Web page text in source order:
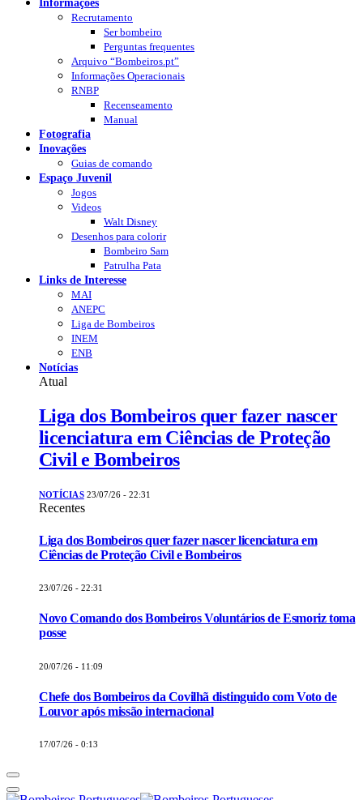
Recrutamento
Ser bombeiro
Perguntas frequentes
Arquivo “Bombeiros.pt”
Informações Operacionais
RNBP
Recenseamento
Manual
Fotografia
Inovações
Guias de comando
Espaço Juvenil
Jogos
Videos
Walt Disney
Desenhos para colorir
Bombeiro Sam
Patrulha Pata
Links de Interesse
MAI
ANEPC
Liga de Bombeiros
INEM
ENB
Notícias
Atual
Liga dos Bombeiros quer fazer nascer
licenciatura em Ciências de Proteção
Civil e Bombeiros
NOTÍCIAS 23/07/26 - 22:31
Recentes
Liga dos Bombeiros quer fazer nascer licenciatura em
Ciências de Proteção Civil e Bombeiros
23/07/26 - 22:31
Novo Comando dos Bombeiros Voluntários de Esmoriz toma
posse
20/07/26 - 11:09
Chefe dos Bombeiros da Covilhã distinguido com Voto de
Louvor após missão internacional
17/07/26 - 0:13